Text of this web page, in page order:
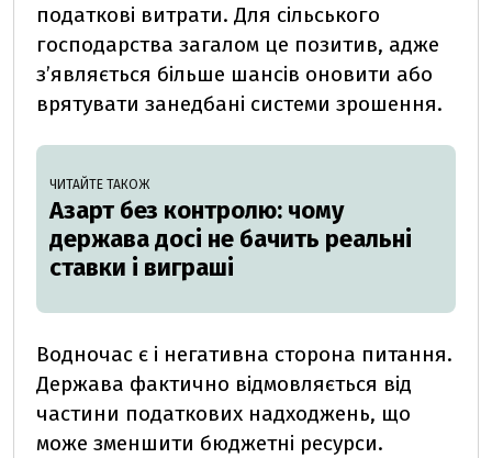
податкові витрати. Для сільського
господарства загалом це позитив, адже
з’являється більше шансів оновити або
врятувати занедбані системи зрошення.
ЧИТАЙТЕ ТАКОЖ
Азарт без контролю: чому
держава досі не бачить реальні
ставки і виграші
Водночас є і негативна сторона питання.
Держава фактично відмовляється від
частини податкових надходжень, що
може зменшити бюджетні ресурси.